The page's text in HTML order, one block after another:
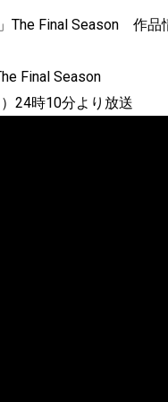
The Final Season 作品
Final Season
24時10分より放送